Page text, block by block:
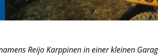
Reijo Karppinen in einer kleinen